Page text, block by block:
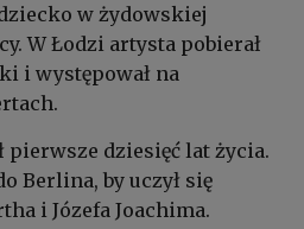
w żydowskiej
W Łodzi artysta pobierał
i występował na
pierwsze dziesięć lat życia.
Berlina, by uczył się
i Józefa Joachima.